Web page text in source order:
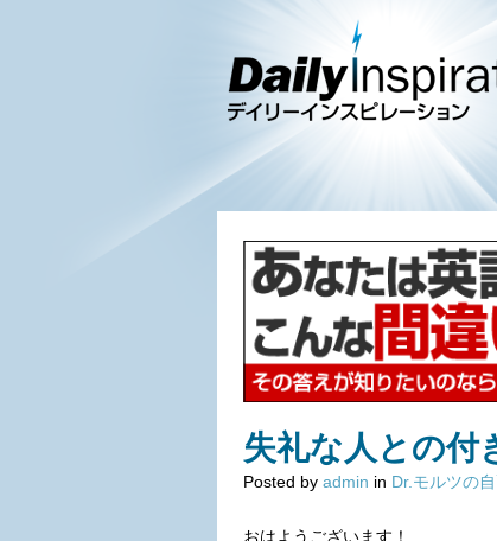
失礼な人との付
Posted by admin in Dr.モルツの
おはようございます！